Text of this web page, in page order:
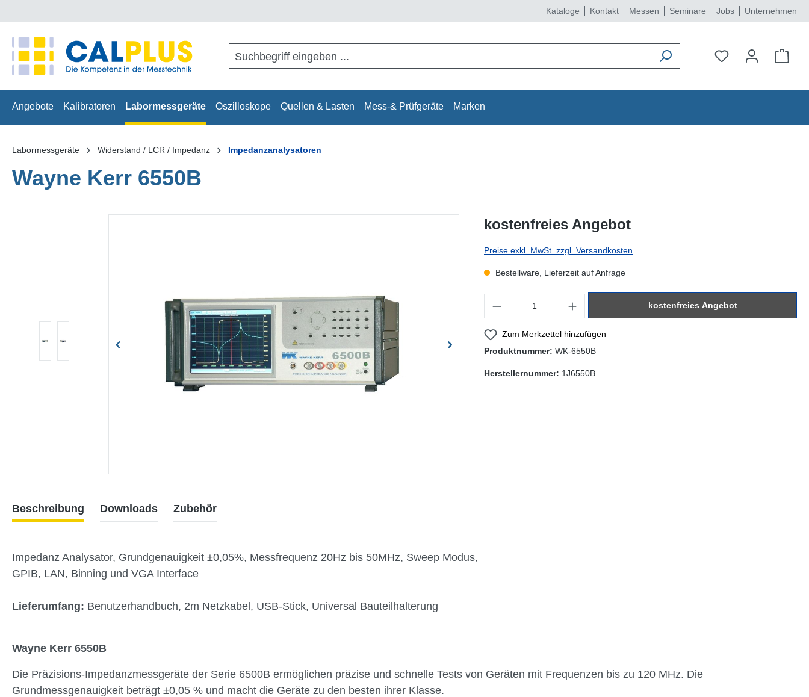
Kataloge Kontakt Messen Seminare Jobs Unternehmen
Angebote Kalibratoren Labormessgeräte Oszilloskope Quellen & Lasten Mess-& Prüfgeräte Marken
Labormessgeräte Widerstand / LCR / Impedanz Impedanzanalysatoren
Wayne Kerr 6550B
kostenfreies Angebot
Preise exkl. MwSt. zzgl. Versandkosten
Bestellware, Lieferzeit auf Anfrage
kostenfreies Angebot
Zum Merkzettel hinzufügen
Produktnummer: WK-6550B
Herstellernummer: 1J6550B
Beschreibung Downloads Zubehör
Impedanz Analysator, Grundgenauigkeit ±0,05%, Messfrequenz 20Hz bis 50MHz, Sweep Modus,
GPIB, LAN, Binning und VGA Interface
Lieferumfang: Benutzerhandbuch, 2m Netzkabel, USB-Stick, Universal Bauteilhalterung
Wayne Kerr 6550B
Die Präzisions-Impedanzmessgeräte der Serie 6500B ermöglichen präzise und schnelle Tests von Geräten mit Frequenzen bis zu 120 MHz. Die
Grundmessgenauigkeit beträgt ±0,05 % und macht die Geräte zu den besten ihrer Klasse.